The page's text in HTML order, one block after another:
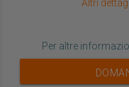
Altri
Per altre